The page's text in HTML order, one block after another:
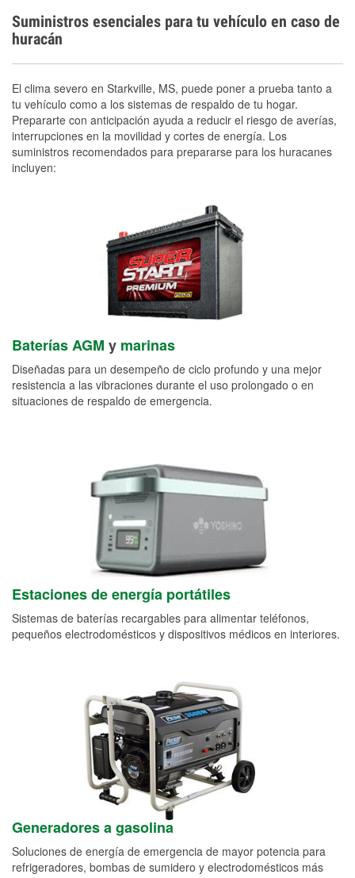
Suministros esenciales para tu vehículo en caso de
huracán
El clima severo en Starkville, MS, puede poner a prueba tanto a
tu vehículo como a los sistemas de respaldo de tu hogar.
Prepararte con anticipación ayuda a reducir el riesgo de averías,
interrupciones en la movilidad y cortes de energía. Los
suministros recomendados para prepararse para los huracanes
incluyen:
Baterías AGM y marinas
Diseñadas para un desempeño de ciclo profundo y una mejor
resistencia a las vibraciones durante el uso prolongado o en
situaciones de respaldo de emergencia.
Estaciones de energía portátiles
Sistemas de baterías recargables para alimentar teléfonos,
pequeños electrodomésticos y dispositivos médicos en interiores.
Generadores a gasolina
Soluciones de energía de emergencia de mayor potencia para
refrigeradores, bombas de sumidero y electrodomésticos más